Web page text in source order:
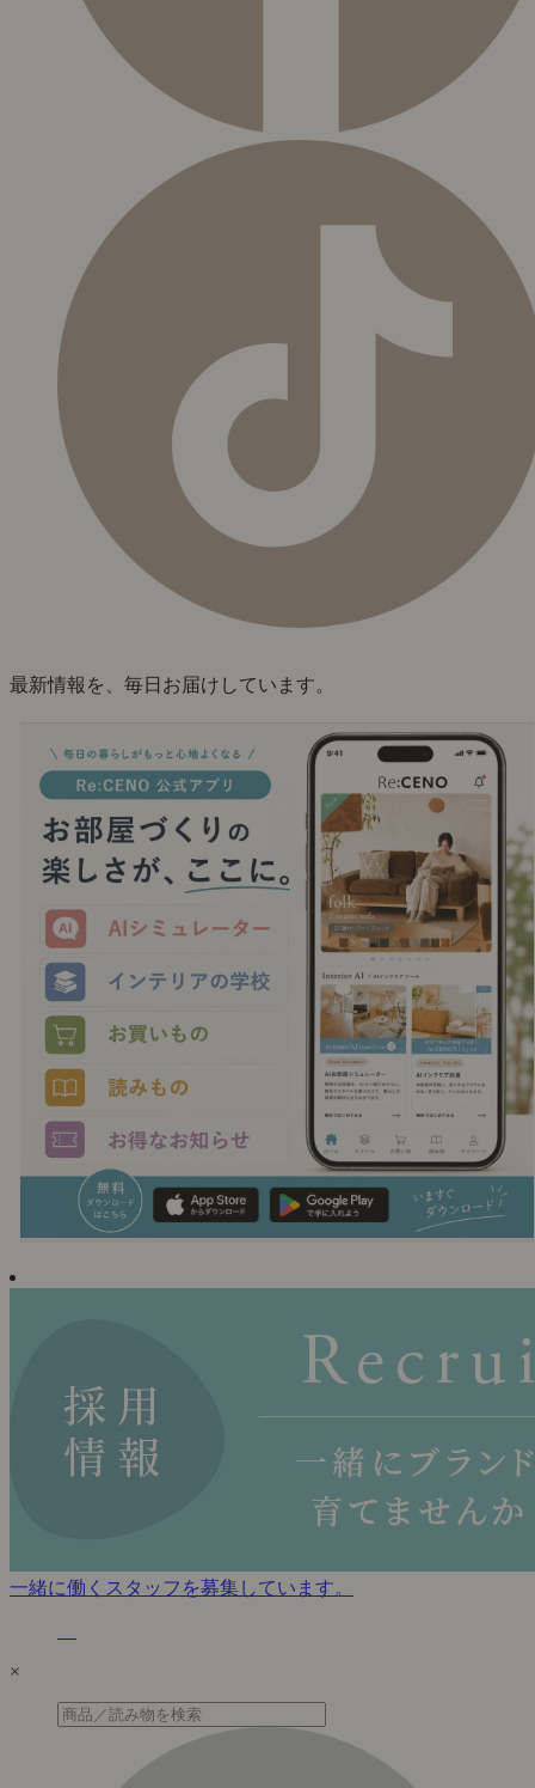
最新情報を、毎日お届けしています。
一緒に働くスタッフを募集しています。
×